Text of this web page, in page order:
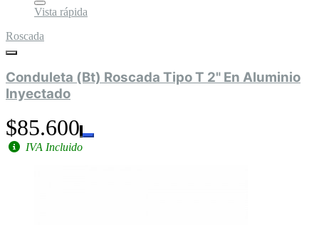
Vista rápida
Roscada
Conduleta (Bt) Roscada Tipo T 2" En Aluminio
Inyectado
$85.600
IVA Incluido